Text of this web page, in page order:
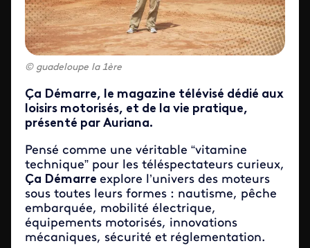
guadeloupe la 1ère
Ça Démarre, le magazine télévisé dédié aux
loisirs motorisés, et de la vie pratique,
présenté par Auriana.
Pensé comme une véritable “vitamine
technique” pour les téléspectateurs curieux,
Ça Démarre explore l’univers des moteurs
sous toutes leurs formes : nautisme, pêche
embarquée, mobilité électrique,
équipements motorisés, innovations
mécaniques, sécurité et réglementation.